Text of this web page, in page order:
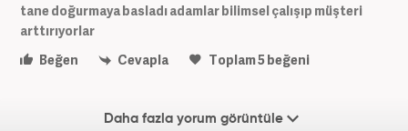
tane doğurmaya basladı adamlar bilimsel çalışıp müşteri
arttırıyorlar
Beğen
Cevapla Toplam5beğeni
Daha fazla yorum görüntüle